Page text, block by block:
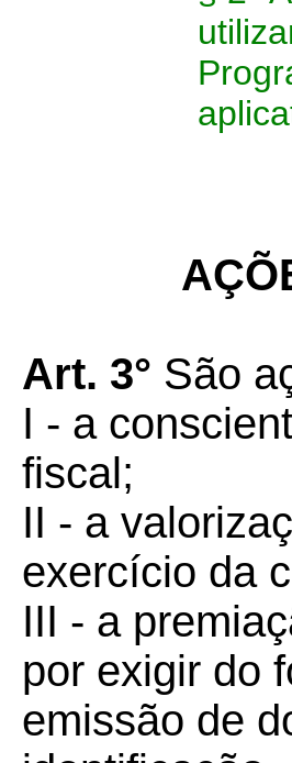
Art. 3° São
I - a
fiscal;
II - a
exercício da
III - a
por exigir do
emissão de